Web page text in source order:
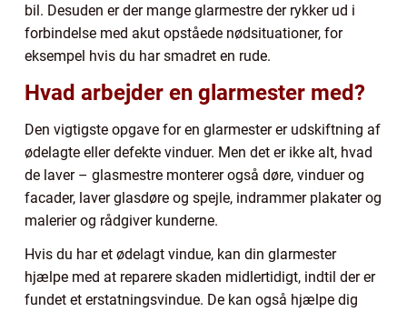
bil. Desuden er der mange glarmestre der rykker ud i
forbindelse med akut opståede nødsituationer, for
eksempel hvis du har smadret en rude.
Hvad arbejder en glarmester med?
Den vigtigste opgave for en glarmester er udskiftning af
ødelagte eller defekte vinduer. Men det er ikke alt, hvad
de laver – glasmestre monterer også døre, vinduer og
facader, laver glasdøre og spejle, indrammer plakater og
malerier og rådgiver kunderne.
Hvis du har et ødelagt vindue, kan din glarmester
hjælpe med at reparere skaden midlertidigt, indtil der er
fundet et erstatningsvindue. De kan også hjælpe dig